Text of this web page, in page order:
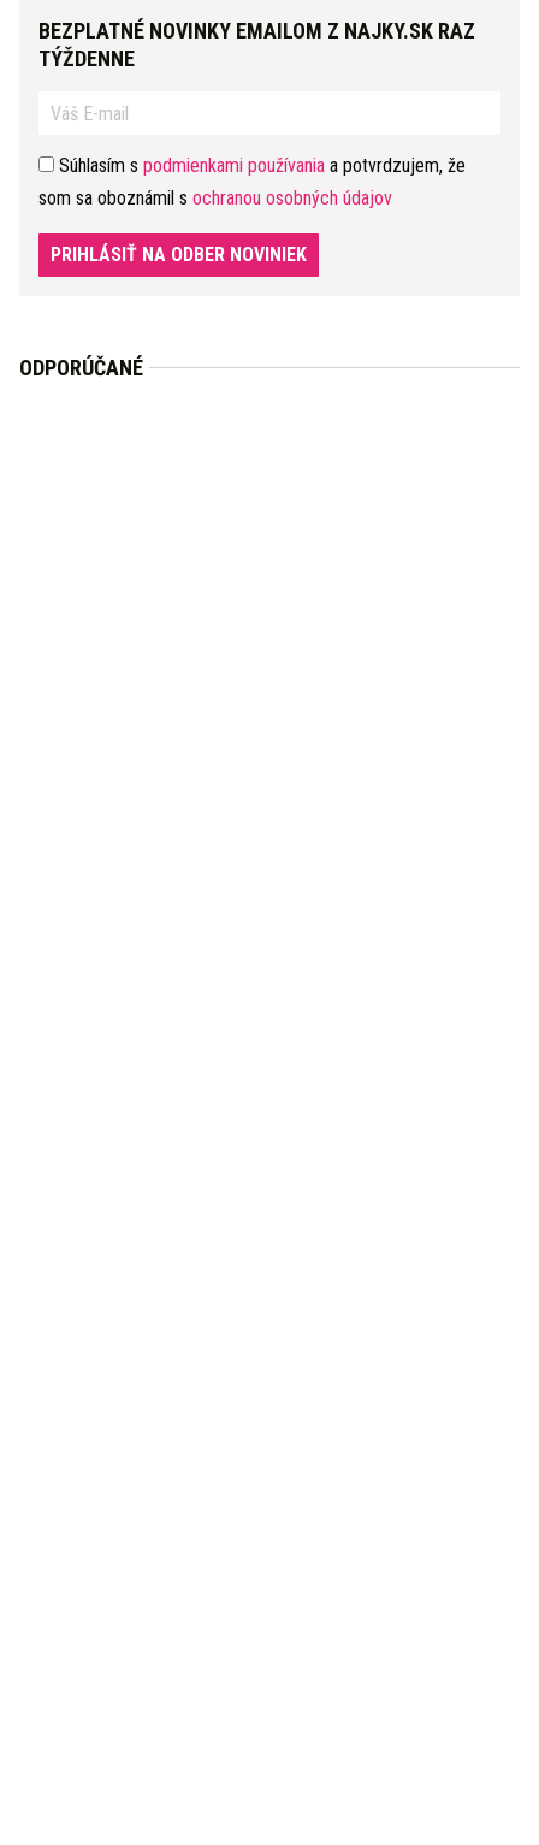
BEZPLATNÉ NOVINKY EMAILOM Z NAJKY.SK RAZ
TÝŽDENNE
Súhlasím s podmienkami používania a potvrdzujem, že
som sa oboznámil s ochranou osobných údajov
PRIHLÁSIŤ NA ODBER NOVINIEK
ODPORÚČANÉ